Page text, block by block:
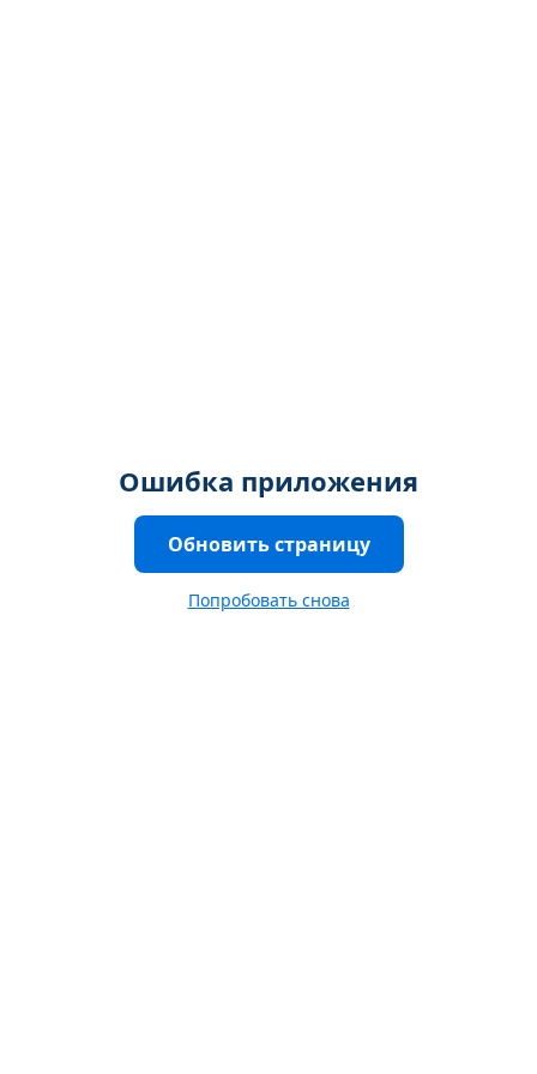
Ошибка приложения
Обновить страницу
Попробовать снова